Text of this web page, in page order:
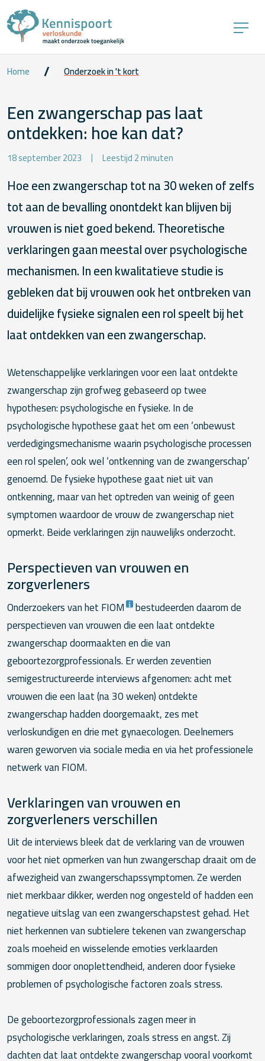
Home Onderzoek in 't kort
Een zwangerschap pas laat
ontdekken: hoe kan dat?
18 september 2023 Leestijd 2 minuten
Hoe een zwangerschap tot na 30 weken of zelfs
tot aan de bevalling onontdekt kan blijven bij
vrouwen is niet goed bekend. Theoretische
verklaringen gaan meestal over psychologische
mechanismen. In een kwalitatieve studie is
gebleken dat bij vrouwen ook het ontbreken van
duidelijke fysieke signalen een rol speelt bij het
laat ontdekken van een zwangerschap.
Wetenschappelijke verklaringen voor een laat ontdekte
zwangerschap zijn grofweg gebaseerd op twee
hypothesen: psychologische en fysieke. In de
psychologische hypothese gaat het om een ‘onbewust
verdedigingsmechanisme waarin psychologische processen
een rol spelen’, ook wel ‘ontkenning van de zwangerschap’
genoemd. De fysieke hypothese gaat niet uit van
ontkenning, maar van het optreden van weinig of geen
symptomen waardoor de vrouw de zwangerschap niet
opmerkt. Beide verklaringen zijn nauwelijks onderzocht.
Perspectieven van vrouwen en
zorgverleners
Onderzoekers van het FIOM
bestudeerden daarom de
perspectieven van vrouwen die een laat ontdekte
zwangerschap doormaakten en die van
geboortezorgprofessionals. Er werden zeventien
semigestructureerde interviews afgenomen: acht met
vrouwen die een laat (na 30 weken) ontdekte
zwangerschap hadden doorgemaakt, zes met
verloskundigen en drie met gynaecologen. Deelnemers
waren geworven via sociale media en via het professionele
netwerk van FIOM.
Verklaringen van vrouwen en
zorgverleners verschillen
Uit de interviews bleek dat de verklaring van de vrouwen
voor het niet opmerken van hun zwangerschap draait om de
afwezigheid van zwangerschapssymptomen. Ze werden
niet merkbaar dikker, werden nog ongesteld of hadden een
negatieve uitslag van een zwangerschapstest gehad. Het
niet herkennen van subtielere tekenen van zwangerschap
zoals moeheid en wisselende emoties verklaarden
sommigen door onoplettendheid, anderen door fysieke
problemen of psychologische factoren zoals stress.
De geboortezorgprofessionals zagen meer in
psychologische verklaringen, zoals stress en angst. Zij
dachten dat laat ontdekte zwangerschap vooral voorkomt